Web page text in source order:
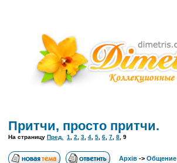
Притчи, просто притчи.
На страницу Пред. 1 2 3 4 5 6 7 8 9
Архів -> Общение